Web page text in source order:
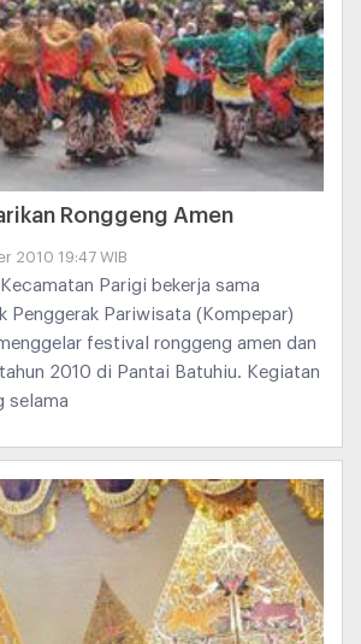
Ronggeng Amen
2010 19:47 WIB
Parigi bekerja sama
Penggerak Pariwisata (Kompepar)
festival ronggeng amen dan
2010 di Pantai Batuhiu. Kegiatan
selama